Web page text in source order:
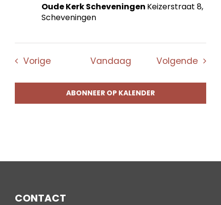
Oude Kerk Scheveningen Keizerstraat 8,
Scheveningen
VorigeEvenementenVandaag Volgende
ABONNEER OP KALENDER
CONTACT